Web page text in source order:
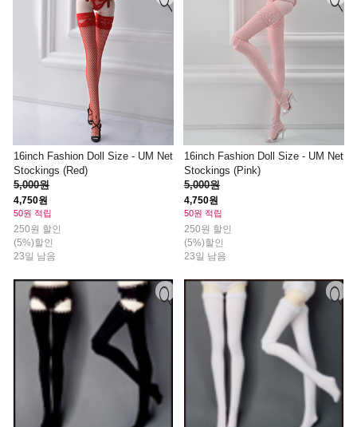
16inch Fashion Doll Size - UM Net
Stockings (Red)
5,000원
4,750원
50원 적립
250원 할인
(5%)할인
23일 남음
16inch Fashion Doll Size - UM Net
Stockings (Pink)
5,000원
4,750원
50원 적립
250원 할인
(5%)할인
23일 남음